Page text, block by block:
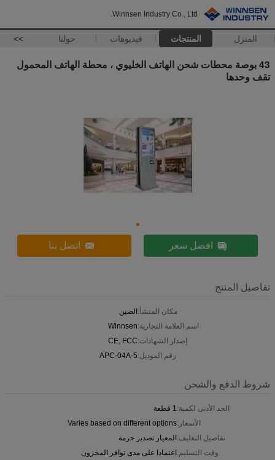
Winnsen Industry Co., Ltd.
المنزل المنتجات فيديوهات حولنا >>
43 بوصة محطات شحن الهاتف الخليوي ، محطة الهاتف المحمول
تقف وحدها
افضل سعر اتصل بنا
تفاصيل المنتج
مكان المنشأ:الصين
اسم العلامة التجارية:Winnsen
إصدار الشهادات:CE, FCC
رقم الموديل:APC-04A-5
شروط الدفع والشحن
الحد الأدنى لكمية:1 قطعة
الأسعار:Varies based on different options
تفاصيل التغليف:المعيار تصدير حزمة
وقت التسليم:اعتمادا على مدى توافر المخزون